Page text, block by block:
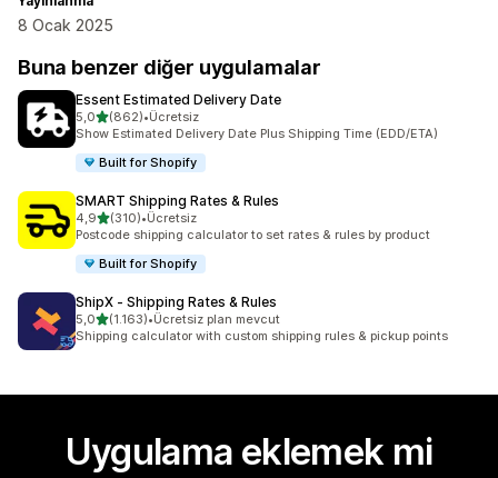
8 Ocak 2025
Buna benzer diğer uygulamalar
Essent Estimated Delivery Date
5,05 yıldız üzerinden
(862)
toplam 862 değerlendirme
•Ücretsiz
Show Estimated Delivery Date Plus Shipping Time (EDD/ETA)
Built for Shopify
SMART Shipping Rates & Rules
4,95 yıldız üzerinden
(310)
toplam 310 değerlendirme
•Ücretsiz
Postcode shipping calculator to set rates & rules by product
Built for Shopify
ShipX ‑ Shipping Rates & Rules
5,05 yıldız üzerinden
(1.163)
toplam 1163 değerlendirme
•Ücretsiz plan mevcut
Shipping calculator with custom shipping rules & pickup points
Uygulama eklemek mi